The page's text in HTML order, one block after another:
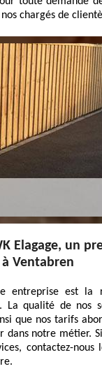
chargés de
Elagage, un
Ventabren
entreprise est la
La qualité de nos
que nos tarifs
dans notre métier.
contactez-nous